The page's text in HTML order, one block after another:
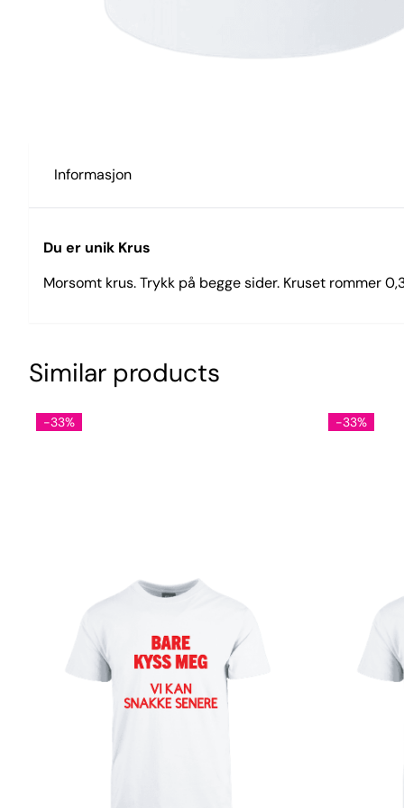
Informasjon
Du er unik Krus
Morsomt krus. Trykk på begge sider. Kruset rommer
Similar products
-33% -33%